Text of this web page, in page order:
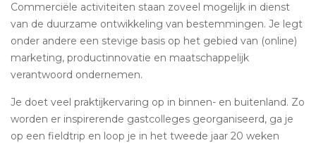
Commerciële activiteiten staan zoveel mogelijk in dienst
van de duurzame ontwikkeling van bestemmingen. Je legt
onder andere een stevige basis op het gebied van (online)
marketing, productinnovatie en maatschappelijk
verantwoord ondernemen.
Je doet veel praktijkervaring op in binnen- en buitenland. Zo
worden er inspirerende gastcolleges georganiseerd, ga je
op een fieldtrip en loop je in het tweede jaar 20 weken